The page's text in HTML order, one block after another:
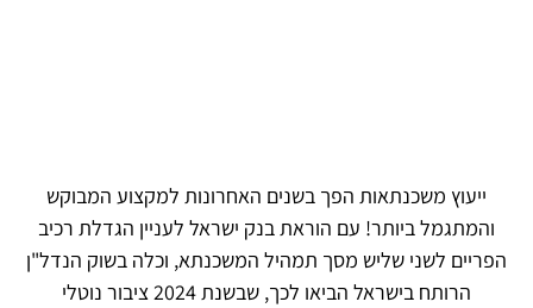
ייעוץ משכנתאות הפך בשנים האחרונות למקצוע המבוקש
והמתגמל ביותר! עם הוראת בנק ישראל לעניין הגדלת רכיב
הפריים לשני שליש מסך תמהיל המשכנתא, וכלה בשוק הנדל"ן
הרותח בישראל הביאו לכך, שבשנת 2024 ציבור נוטלי